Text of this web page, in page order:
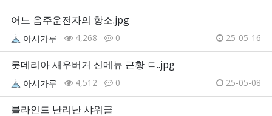
어느 음주운전자의 항소.jpg
아시가루 4,268 0 25-05-16
롯데리아 새우버거 신메뉴 근황 ㄷ..jpg
아시가루 4,512 0 25-05-08
블라인드 난리난 샤워글